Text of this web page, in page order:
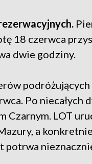
18 czerwca
dwie godziny.
podróżujących
Po niecałych
LOT
a
potrwa